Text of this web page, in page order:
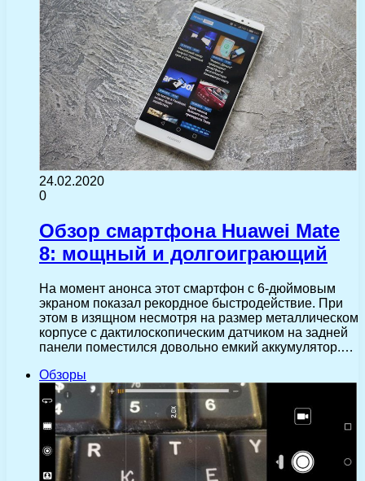
24.02.2020
0
Обзор смартфона Huawei Mate
8: мощный и долгоиграющий
На момент анонса этот смартфон с 6-дюймовым
экраном показал рекордное быстродействие. При
этом в изящном несмотря на размер металлическом
корпусе с дактилоскопическим датчиком на задней
панели поместился довольно емкий аккумулятор.…
Обзоры